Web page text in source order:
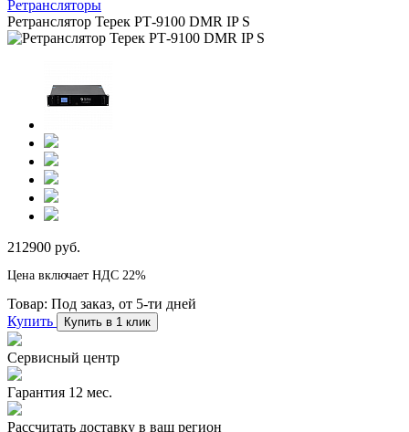
Ретрансляторы
Ретранслятор Терек РТ-9100 DMR IP S
212900 руб.
Цена включает НДС 22%
Товар: Под заказ, от 5-ти дней
Купить
Купить в 1 клик
Сервисный центр
Гарантия 12 мес.
Рассчитать доставку в ваш регион